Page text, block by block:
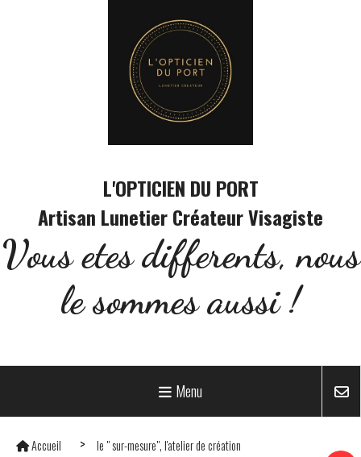
L'OPTICIEN DU PORT
Artisan Lunetier Créateur Visagiste
Vous etes differents, nous
le sommes aussi !
Menu
Accueil
le " sur-mesure", l'atelier de création